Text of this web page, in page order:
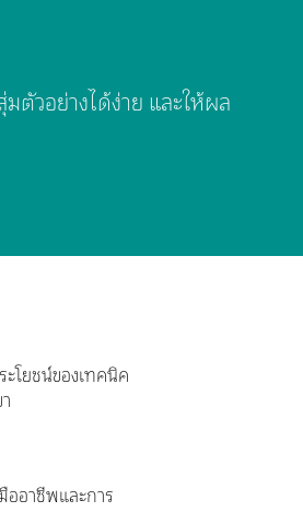
ตัวอย่างได้ง่าย และให้ผล
โยชน์ของเทคนิค
ออาชีพและการ